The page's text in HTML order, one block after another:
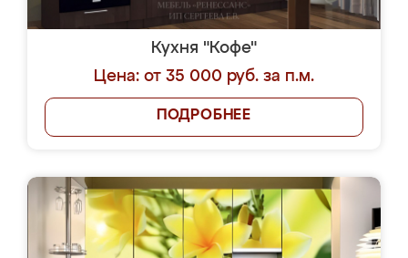
Кухня "Кофе"
Цена: от 35 000 руб. за п.м.
ПОДРОБНЕЕ